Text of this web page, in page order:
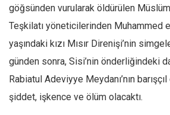
Hasanali Yıldırım
Leyla Şerif Emin
Abir E. Nahas
göğsünden vurularak öldürülen
Teşkilatı yöneticilerinden Muhammed
yaşındaki kızı Mısır Direnişi’nin
günden sonra, Sisi’nin önderliğindeki
Rabiatul Adeviyye Meydanı’nın
şiddet, işkence ve ölüm olacaktı.